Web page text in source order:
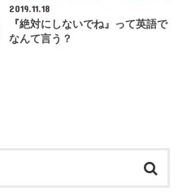
2019.11.18
『絶対にしないでね』って英語で
なんて言う？